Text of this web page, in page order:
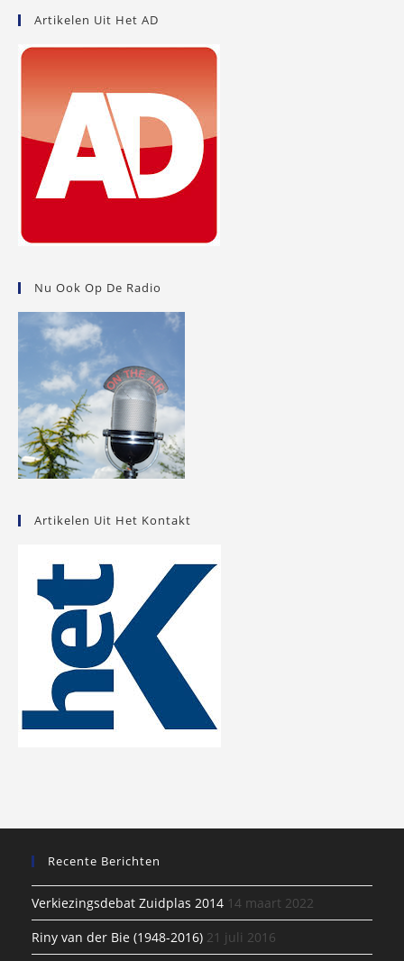
Artikelen Uit Het AD
Nu Ook Op De Radio
Artikelen Uit Het Kontakt
Recente Berichten
Verkiezingsdebat Zuidplas 2014 14 maart 2022
Riny van der Bie (1948-2016) 21 juli 2016